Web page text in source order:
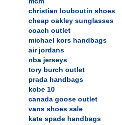
christian louboutin shoes
cheap oakley sunglasses
coach outlet
michael kors handbags
air jordans
nba jerseys
tory burch outlet
prada handbags
kobe 10
canada goose outlet
vans shoes sale
kate spade handbags